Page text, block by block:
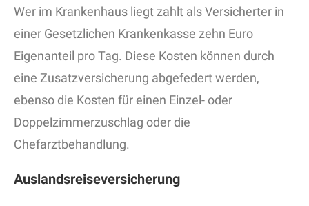
Wer im Krankenhaus liegt zahlt als Versicherter in
einer Gesetzlichen Krankenkasse zehn Euro
Eigenanteil pro Tag. Diese Kosten können durch
eine Zusatzversicherung abgefedert werden,
ebenso die Kosten für einen Einzel- oder
Doppelzimmerzuschlag oder die
Chefarztbehandlung.
Auslandsreiseversicherung